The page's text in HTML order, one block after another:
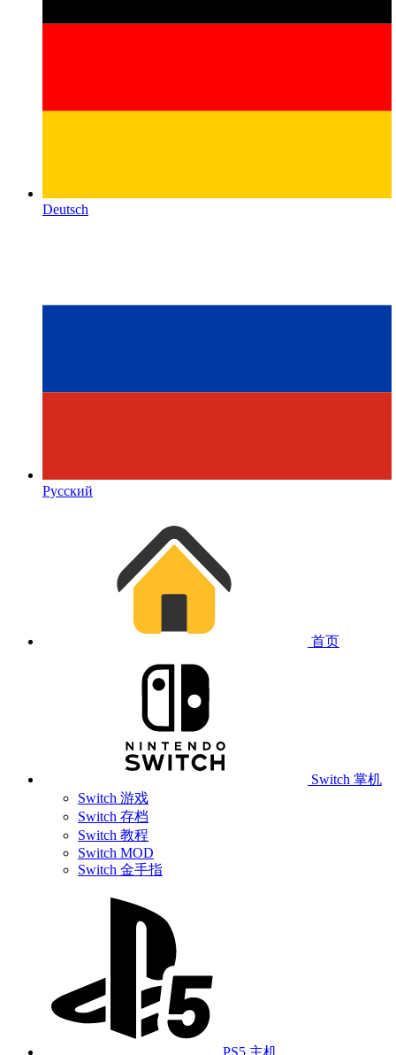
Deutsch
Русский
首页
Switch 掌机
Switch 游戏
Switch 存档
Switch 教程
Switch MOD
Switch 金手指